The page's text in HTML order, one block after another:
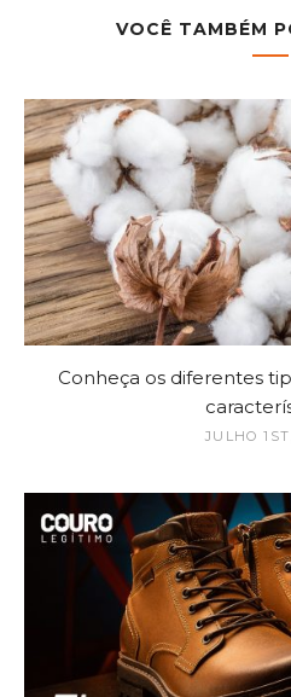
VOCÊ TAMBÉM
Conheça os diferentes
JULHO